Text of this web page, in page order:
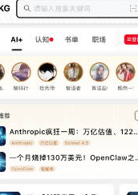
第五梯队：孤影狼
只有当光线恰好、视
却对每一只成员的
二、为什么人类